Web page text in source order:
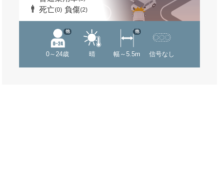
死亡(0) 負傷(2)
0～24歳
他
晴 幅～5.5m
他
信号なし